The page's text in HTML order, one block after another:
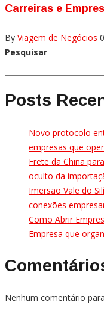
Carreiras e
By Viagem de Negócios
Pesquisar
Posts
Novo protocolo
empresas que
Frete da China
oculto da
Imersão Vale do
conexões
Como Abrir
Empresa que
Nenhum comentário